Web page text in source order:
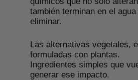
también terminan en el
eliminar.
Las alternativas vegetales,
formuladas con plantas.
Ingredientes simples que
generar ese impacto.